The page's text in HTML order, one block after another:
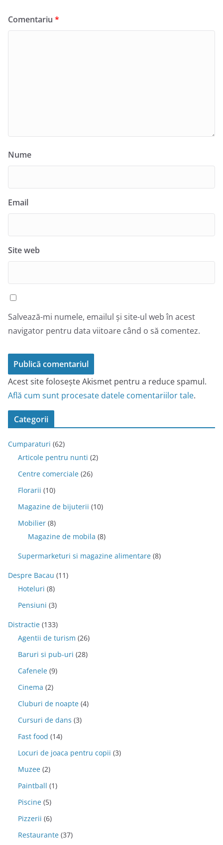
Comentariu *
Nume
Email
Site web
Salvează-mi numele, emailul și site-ul web în acest
navigator pentru data viitoare când o să comentez.
Acest site folosește Akismet pentru a reduce spamul.
Află cum sunt procesate datele comentariilor tale.
Categorii
Cumparaturi (62)
Articole pentru nunti (2)
Centre comerciale (26)
Florarii (10)
Magazine de bijuterii (10)
Mobilier (8)
Magazine de mobila (8)
Supermarketuri si magazine alimentare (8)
Despre Bacau (11)
Hoteluri (8)
Pensiuni (3)
Distractie (133)
Agentii de turism (26)
Baruri si pub-uri (28)
Cafenele (9)
Cinema (2)
Cluburi de noapte (4)
Cursuri de dans (3)
Fast food (14)
Locuri de joaca pentru copii (3)
Muzee (2)
Paintball (1)
Piscine (5)
Pizzerii (6)
Restaurante (37)